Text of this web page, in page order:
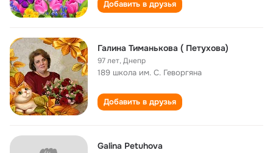
Добавить в друзья
Галина Тиманькова ( Петухова)
97 лет,Днепр
189 школа им. С. Геворгяна
Добавить в друзья
Galina Petuhova